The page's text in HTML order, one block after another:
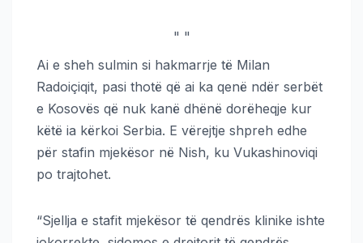
" "
Ai e sheh sulmin si hakmarrje të Milan
Radoiçiqit, pasi thotë që ai ka qenë ndër serbët
e Kosovës që nuk kanë dhënë dorëheqje kur
këtë ia kërkoi Serbia. E vërejtje shpreh edhe
për stafin mjekësor në Nish, ku Vukashinoviqi
po trajtohet.
“Sjellja e stafit mjekësor të qendrës klinike ishte